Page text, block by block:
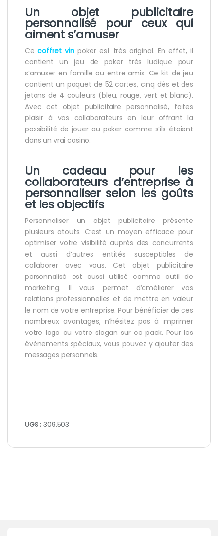
Un objet publicitaire
personnalisé pour ceux qui
aiment s’amuser
Cecoffret vin poker est très original. En effet, il
contient un jeu de poker très ludique pour
s’amuser en famille ou entre amis. Ce kit de jeu
contient un paquet de 52 cartes, cinq dés et des
jetons de 4 couleurs (bleu, rouge, vert et blanc).
Avec cet objet publicitaire personnalisé, faites
plaisir à vos collaborateurs en leur offrant la
possibilité de jouer au poker comme s’ils étaient
dans un vrai casino.
Un cadeau pour les
collaborateurs d’entreprise à
personnaliser selon les goûts
et les objectifs
Personnaliser un objet publicitaire présente
plusieurs atouts. C’est un moyen efficace pour
optimiser votre visibilité auprès des concurrents
et aussi d’autres entités susceptibles de
collaborer avec vous. Cet objet publicitaire
personnalisé est aussi utilisé comme outil de
marketing. Il vous permet d’améliorer vos
relations professionnelles et de mettre en valeur
le nom de votre entreprise. Pour bénéficier de ces
nombreux avantages, n’hésitez pas à imprimer
votre logo ou votre slogan sur ce pack. Pour les
évènements spéciaux, vous pouvez y ajouter des
messages personnels.
UGS :309.503